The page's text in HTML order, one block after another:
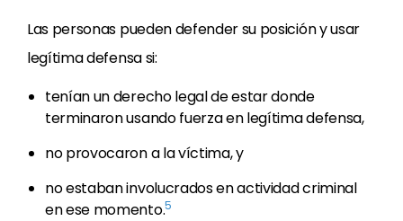
Las personas pueden defender su posición y usar
legítima defensa si:
tenían un derecho legal de estar donde
terminaron usando fuerza en legítima defensa,
no provocaron a la víctima, y
no estaban involucrados en actividad criminal
en ese momento.5